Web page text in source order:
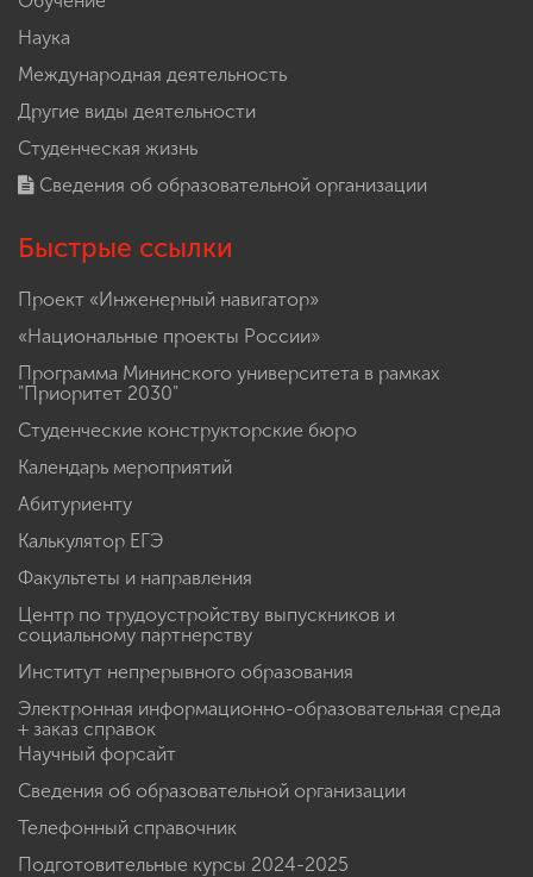
Наука
Международная деятельность
Другие виды деятельности
Студенческая жизнь
Сведения об образовательной организации
Быстрые ссылки
Проект «Инженерный навигатор»
«Национальные проекты России»
Программа Мининского университета в рамках
"Приоритет 2030"
Студенческие конструкторские бюро
Календарь мероприятий
Абитуриенту
Калькулятор ЕГЭ
Факультеты и направления
Центр по трудоустройству выпускников и
социальному партнерству
Институт непрерывного образования
Электронная информационно-образовательная среда
+ заказ справок
Научный форсайт
Сведения об образовательной организации
Телефонный справочник
Подготовительные курсы 2024-2025